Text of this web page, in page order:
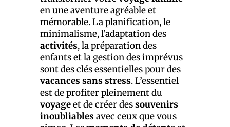
en une aventure agréable et
mémorable. La planification, le
minimalisme, l’adaptation des
activités, la préparation des
enfants et la gestion des imprévus
sont des clés essentielles pour des
vacances sans stress. L’essentiel
est de profiter pleinement du
voyageet de créer dessouvenirs
inoubliablesavec ceux que vous